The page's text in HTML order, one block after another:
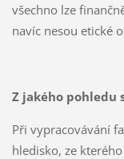
všechno lze
navíc nesou etické
Z jakého pohledu
Při vypracovávání
hledisko, ze